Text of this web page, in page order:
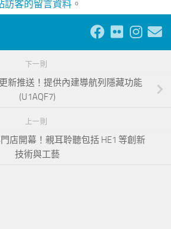
訪客的留言資料 。
下一則
新推送！提供內建導航列隱藏功能
(U1AQF7)
上一則
店開幕！親耳聆聽包括 HE1 等創新
技術與工藝